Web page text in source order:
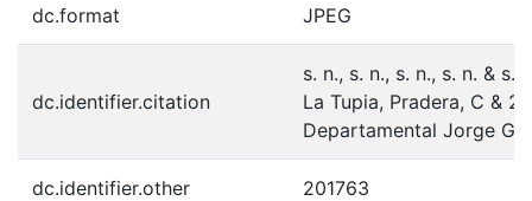
dc.format JPEG
dc.identifier.citation
s. n., s. n., s. n., s. n. &
La Tupia, Pradera, C &
Departamental Jorge
dc.identifier.other 201763